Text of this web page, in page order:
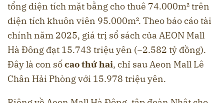
tổng diện tích mặt bằng cho thuê 74.000m² trên
diện tích khuôn viên 95.000m². Theo báo cáo tài
chính năm 2025, giá trị sổ sách của AEON Mall
Hà Đông đạt 15.743 triệu yên (~2.582 tỷ đồng).
Đây là con sốcao thứ hai, chỉ sau Aeon Mall Lê
Chân Hải Phòng với 15.978 triệu yên.